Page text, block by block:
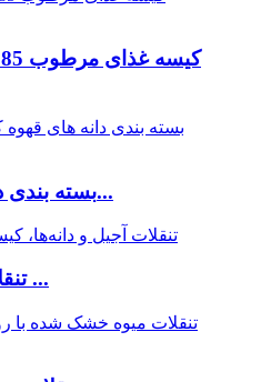
بسته بندی دانه قهوه کرافت...
تنقلات آجیل و تخمه ...